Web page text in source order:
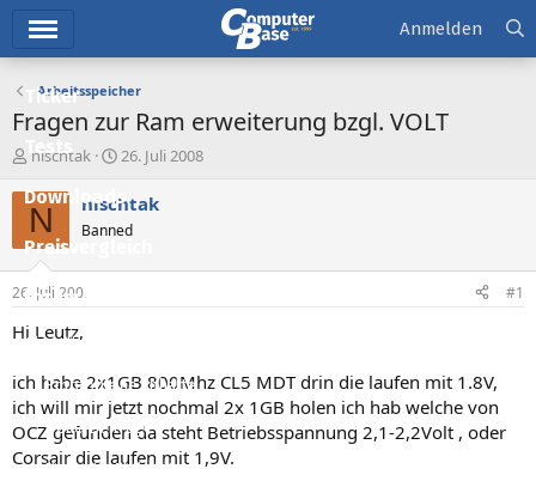
Ticker
Tests
Downloads
Preisvergleich
Forum
Aktuelles
Empfohlene Inhalte
Neue Beiträge
Neueste Aktivitäten
Anmelden
Arbeitsspeicher
Fragen zur Ram erweiterung bzgl. VOLT
E
s
t
e
e
nischtak
E
s
e
t
26. Juli 2008
N nischtak
Banned
26. Juli 2008 #1
Hi Leutz,
ich habe 2x1GB 800Mhz CL5 MDT drin die laufen mit 1.8V,
ich will mir jetzt nochmal 2x 1GB holen ich hab welche von
OCZ gefunden da steht Betriebsspannung 2,1-2,2Volt , oder
Corsair die laufen mit 1,9V.